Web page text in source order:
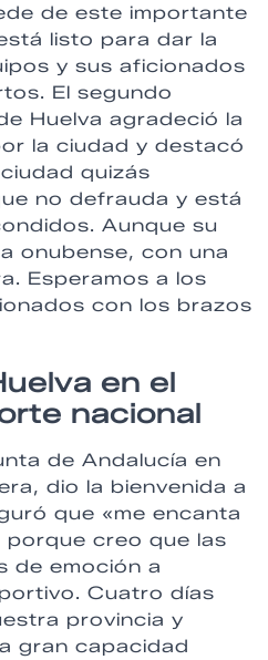
de este importante
listo para dar la
y sus aficionados
El segundo
Huelva agradeció la
la ciudad y destacó
quizás
no defrauda y está
Aunque su
onubense, con una
Esperamos a los
con los brazos
en el
nacional
de Andalucía en
dio la bienvenida a
que «me encanta
porque creo que las
de emoción a
Cuatro días
provincia y
gran capacidad